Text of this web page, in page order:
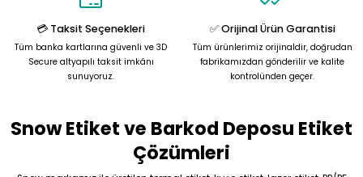
Gönder
💳 Taksit Seçenekleri
Tüm banka kartlarına güvenli ve 3D
Secure altyapılı taksit imkânı
sunuyoruz.
✅ Orijinal Ürün Garantisi
Tüm ürünlerimiz orijinaldir, doğrudan
fabrikamızdan gönderilir ve kalite
kontrolünden geçer.
Snow Etiket ve Barkod Deposu Etiket
Çözümleri